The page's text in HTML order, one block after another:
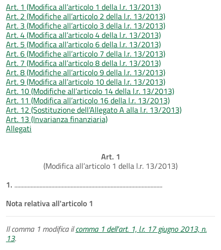
Art. 1 (Modifica all’articolo 1 della l.r. 13/2013)
Art. 2 (Modifiche all’articolo 2 della l.r. 13/2013)
Art. 3 (Modifiche all’articolo 3 della l.r. 13/2013)
Art. 4 (Modifica all’articolo 4 della l.r. 13/2013)
Art. 5 (Modifica all’articolo 6 della l.r. 13/2013)
Art. 6 (Modifiche all’articolo 7 della l.r. 13/2013)
Art. 7 (Modifica all’articolo 8 della l.r. 13/2013)
Art. 8 (Modifiche all’articolo 9 della l.r. 13/2013)
Art. 9 (Modifica all’articolo 10 della l.r. 13/2013)
Art. 10 (Modifiche all’articolo 14 della l.r. 13/2013)
Art. 11 (Modifica all’articolo 16 della l.r. 13/2013)
Art. 12 (Sostituzione dell’Allegato A alla l.r. 13/2013)
Art. 13 (Invarianza finanziaria)
Allegati
Art. 1
(Modifica all’articolo 1 della l.r. 13/2013)
1. ....................................................................................................
Nota relativa all'articolo 1
Il comma 1 modifica ilcomma 1 dell'art. 1, l.r. 17 giugno 2013, n.
13.